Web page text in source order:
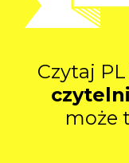
Czytaj
może